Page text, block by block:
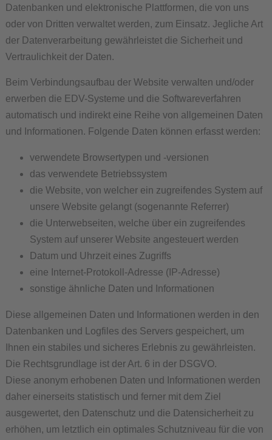
Datenbanken und elektronische Plattformen, die von uns
oder von Dritten verwaltet werden, zum Einsatz. Jegliche Art
der Datenverarbeitung gewährleistet die Sicherheit und
Vertraulichkeit der Daten.
Beim Verbindungsaufbau der Website verwalten und/oder
erwerben die EDV-Systeme und die Softwareverfahren
automatisch und indirekt eine Reihe von allgemeinen Daten
und Informationen. Folgende Daten können erfasst werden:
verwendete Browsertypen und -versionen
das verwendete Betriebssystem
die Website, von welcher ein zugreifendes System auf
unsere Website gelangt (sogenannte Referrer)
die Unterwebseiten, welche über ein zugreifendes
System auf unserer Website angesteuert werden
Datum und Uhrzeit eines Zugriffs
eine Internet-Protokoll-Adresse (IP-Adresse)
sonstige ähnliche Daten und Informationen
Diese allgemeinen Daten und Informationen werden in den
Datenbanken und Logfiles des Servers gespeichert, um
Ihnen ein stabiles und sicheres Erlebnis zu gewährleisten.
Die Rechtsgrundlage ist der Art. 6 in der DSGVO.
Diese anonym erhobenen Daten und Informationen werden
daher einerseits statistisch und ferner mit dem Ziel
ausgewertet, den Datenschutz und die Datensicherheit zu
erhöhen, um letztlich ein optimales Schutzniveau für die von